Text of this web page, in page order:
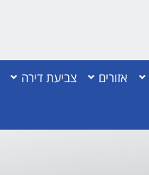
אזורים צביעת דירה